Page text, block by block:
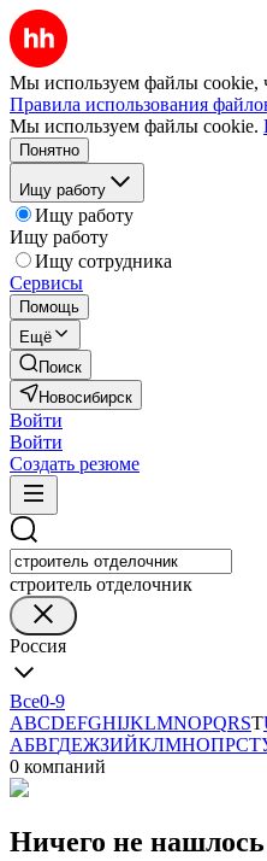
Мы используем файлы cookie,
Правила использования
Мы используем файлы cookie.
Понятно
Ищу работу
Ищу работу
Ищу работу
Ищу сотрудника
Сервисы
Помощь
Ещё
Поиск
Новосибирск
Войти
Войти
Создать резюме
строитель отделочник
Россия
Все0-9
ABCDEFGHIJKLMNOPQRST
АБВГДЕЖЗИЙКЛМНОПРСТ
0 компаний
Ничего не нашлось